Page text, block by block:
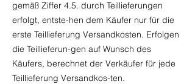
gemäß Ziffer 4.5. durch Teillieferungen
erfolgt, entste-hen dem Käufer nur für die
erste Teillieferung Versandkosten. Erfolgen
die Teillieferun-gen auf Wunsch des
Käufers, berechnet der Verkäufer für jede
Teillieferung Versandkos-ten.